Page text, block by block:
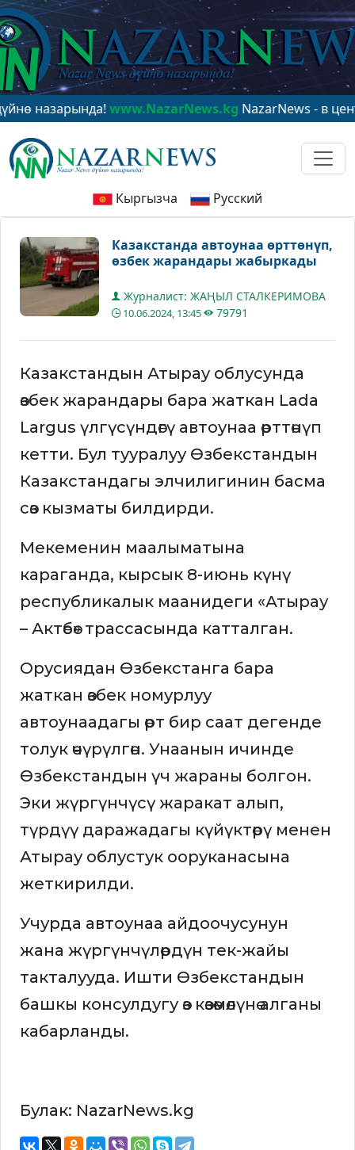
www.NazarNews.kgNazarNews - в центре
Кыргызча Русский
Казакстанда автоунаа өрттөнүп,
өзбек жарандары жабыркады
Журналист: ЖАҢЫЛ СТАЛКЕРИМОВА
10.06.2024, 13:45 79791
Казакстандын Атырау облусунда
өзбек жарандары бара жаткан Lada
Largus үлгүсүндөгү автоунаа өрттөнүп
кетти. Бул тууралуу Өзбекстандын
Казакстандагы элчилигинин басма
сөз кызматы билдирди.
Мекеменин маалыматына
караганда, кырсык 8-июнь күнү
республикалык маанидеги «Атырау
– Актөбө» трассасында катталган.
Орусиядан Өзбекстанга бара
жаткан өзбек номурлуу
автоунаадагы өрт бир саат дегенде
толук өчүрүлгөн. Унаанын ичинде
Өзбекстандын үч жараны болгон.
Эки жүргүнчүсү жаракат алып,
түрдүү даражадагы күйүктөрү менен
Атырау облустук ооруканасына
жеткирилди.
Учурда автоунаа айдоочусунун
жана жүргүнчүлөрдүн тек-жайы
такталууда. Ишти Өзбекстандын
башкы консулдугу өз көзөмөлүнө алганы
кабарланды.
Булак: NazarNews.kg